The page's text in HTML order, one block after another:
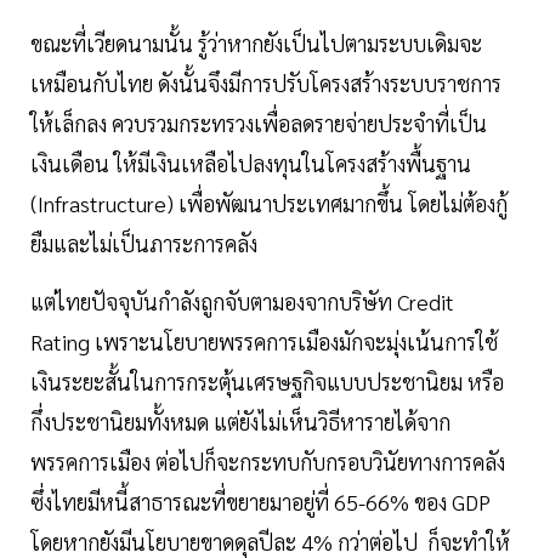
ขณะที่เวียดนามนั้น รู้ว่าหากยังเป็นไปตามระบบเดิมจะ
เหมือนกับไทย ดังนั้นจึงมีการปรับโครงสร้างระบบราชการ
ให้เล็กลง ควบรวมกระทรวงเพื่อลดรายจ่ายประจำที่เป็น
เงินเดือน ให้มีเงินเหลือไปลงทุนในโครงสร้างพื้นฐาน
(Infrastructure) เพื่อพัฒนาประเทศมากขึ้น โดยไม่ต้องกู้
ยืมและไม่เป็นภาระการคลัง
แต่ไทยปัจจุบันกำลังถูกจับตามองจากบริษัท Credit
Rating เพราะนโยบายพรรคการเมืองมักจะมุ่งเน้นการใช้
เงินระยะสั้นในการกระตุ้นเศรษฐกิจแบบประชานิยม หรือ
กึ่งประชานิยมทั้งหมด แต่ยังไม่เห็นวิธีหารายได้จาก
พรรคการเมือง ต่อไปก็จะกระทบกับกรอบวินัยทางการคลัง
ซึ่งไทยมีหนี้สาธารณะที่ขยายมาอยู่ที่ 65-66% ของ GDP
โดยหากยังมีนโยบายขาดดุลปีละ 4% กว่าต่อไป ก็จะทำให้